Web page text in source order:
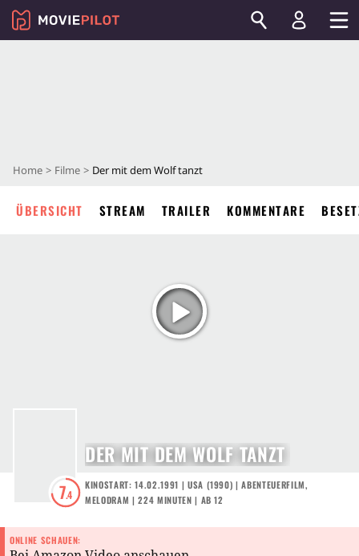
Home Filme Der mit dem Wolf tanzt
ÜBERSICHT STREAM TRAILER KOMMENTARE
7.4
DER MIT DEM WOLF TANZT
KINOSTART: 14.02.1991 | USA (1990) |ABENTEUERFILM,
MELODRAM | 224 MINUTEN | AB 12
ONLINE SCHAUEN: